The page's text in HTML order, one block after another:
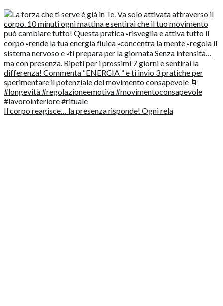
Il corpo reagisce… la presenza risponde! Ogni rela